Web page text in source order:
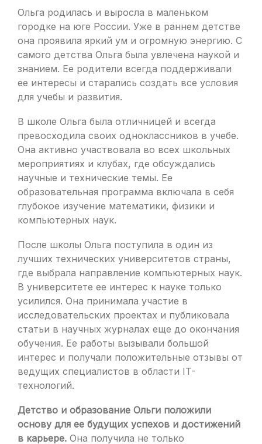
Ольга родилась и выросла в маленьком
городке на юге России. Уже в раннем детстве
она проявила яркий ум и огромную энергию. С
самого детства Ольга была увлечена наукой и
знанием. Ее родители всегда поддерживали
ее интересы и старались создать все условия
для учебы и развития.
В школе Ольга была отличницей и всегда
превосходила своих одноклассников в учебе.
Она активно участвовала во всех школьных
мероприятиях и клубах, где обсуждались
научные и технические темы. Ее
образовательная программа включала в себя
глубокое изучение математики, физики и
компьютерных наук.
После школы Ольга поступила в один из
лучших технических университетов страны,
где выбрала направление компьютерных наук.
В университете ее интерес к науке только
усилился. Она принимала участие в
исследовательских проектах и публиковала
статьи в научных журналах еще до окончания
обучения. Ее работы вызывали большой
интерес и получали положительные отзывы от
ведущих специалистов в области IT-
технологий.
Детство и образование Ольги положили
основу для ее будущих успехов и достижений
в карьере. Она получила не только